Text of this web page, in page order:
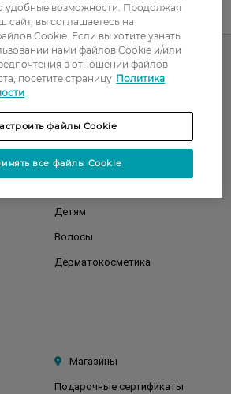
UA
Мужчинам
Макияж
Детям
Волосы
Дерматокосметика
Магазины
Подарочные сертификаты
удобные возможности. Продолжая
сайт, вы соглашаетесь на
Cookie. Если вы хотите узнать
нами файлов Cookie и/или
в отношении файлов
посетите страницу Политика
файлы Cookie
все файлы Cookie